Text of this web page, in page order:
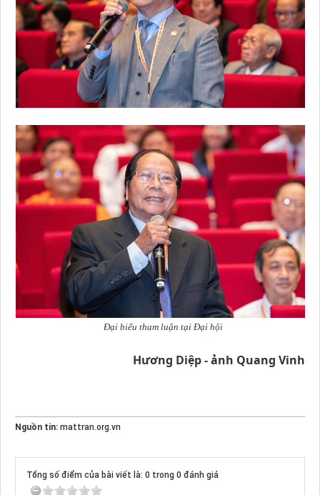
Đại biểu tham luận tại Đại hội
Hương Diệp - ảnh Quang Vinh
Nguồn tin: mattran.org.vn
Tổng số điểm của bài viết là: 0 trong 0 đánh giá